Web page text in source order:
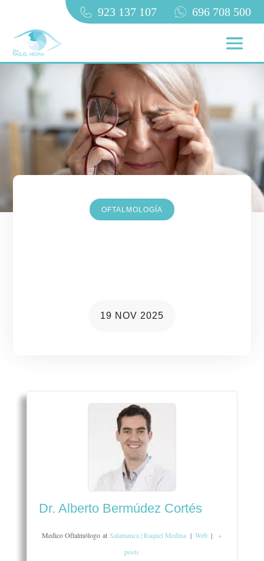
923 137 107 696 708 500
OFTALMOLOGÍA
19 NOV 2025
Dr. Alberto Bermúdez Cortés
Medico Oftalmólogo at Salamanca | Raquel Medina | Web |
+
posts